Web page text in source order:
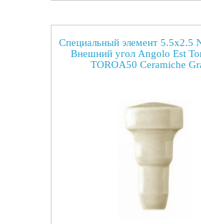
Специальный элемент 5.5x2.5
Внешний угол Angolo Est
TOROA50 Ceramiche